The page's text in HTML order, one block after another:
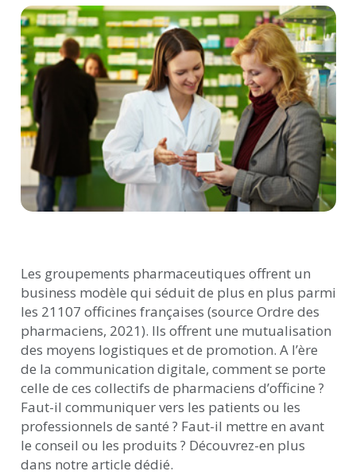
Les groupements pharmaceutiques offrent un
business modèle qui séduit de plus en plus parmi
les 21107 officines françaises (source Ordre des
pharmaciens, 2021). Ils offrent une mutualisation
des moyens logistiques et de promotion. A l’ère
de la communication digitale, comment se porte
celle de ces collectifs de pharmaciens d’officine ?
Faut-il communiquer vers les patients ou les
professionnels de santé ? Faut-il mettre en avant
le conseil ou les produits ? Découvrez-en plus
dans notre article dédié.